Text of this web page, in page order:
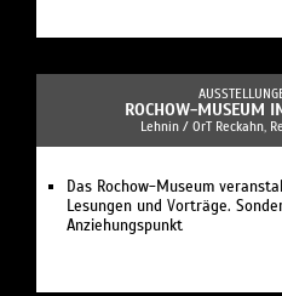
ROCHOW-MUSEUM
Lehnin / OrT Reckahn,
Das Rochow-Museum
Lesungen und Vorträge.
Anziehungspunkt